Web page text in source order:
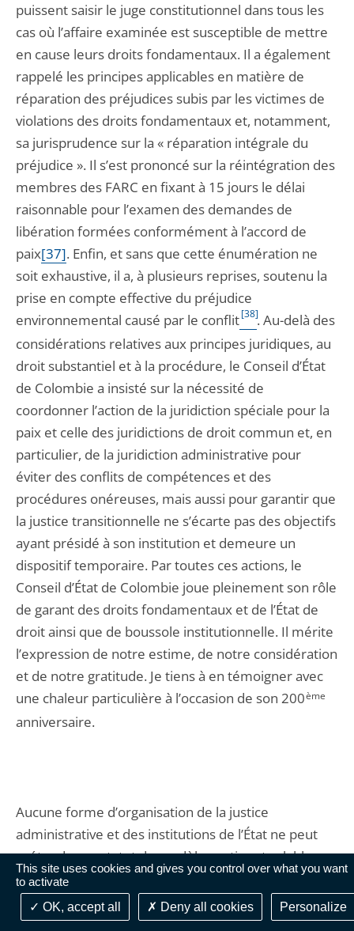
This site uses cookies and gives you control over what you want
to activate
OK, accept all
Deny all cookies Personalize
puissent saisir le juge constitutionnel dans tous les
cas où l’affaire examinée est susceptible de mettre
en cause leurs droits fondamentaux. Il a également
rappelé les principes applicables en matière de
réparation des préjudices subis par les victimes de
violations des droits fondamentaux et, notamment,
sa jurisprudence sur la « réparation intégrale du
préjudice ». Il s’est prononcé sur la réintégration des
membres des FARC en fixant à 15 jours le délai
raisonnable pour l’examen des demandes de
libération formées conformément à l’accord de
paix[37]. Enfin, et sans que cette énumération ne
soit exhaustive, il a, à plusieurs reprises, soutenu la
prise en compte effective du préjudice
environnemental causé par le conflit[38]. Au-delà des
considérations relatives aux principes juridiques, au
droit substantiel et à la procédure, le Conseil d’État
de Colombie a insisté sur la nécessité de
coordonner l’action de la juridiction spéciale pour la
paix et celle des juridictions de droit commun et, en
particulier, de la juridiction administrative pour
éviter des conflits de compétences et des
procédures onéreuses, mais aussi pour garantir que
la justice transitionnelle ne s’écarte pas des objectifs
ayant présidé à son institution et demeure un
dispositif temporaire. Par toutes ces actions, le
Conseil d’État de Colombie joue pleinement son rôle
de garant des droits fondamentaux et de l’État de
droit ainsi que de boussole institutionnelle. Il mérite
l’expression de notre estime, de notre considération
et de notre gratitude. Je tiens à en témoigner avec
une chaleur particulière à l’occasion de son 200ème
anniversaire.
Aucune forme d’organisation de la justice
administrative et des institutions de l’État ne peut
prétendre au statut de modèle pertinent valable
pour tous les pays et en tout temps. Mais
l’attachement marqué par les Conseils d’État de
France et de Colombie à leur modèle propre et au